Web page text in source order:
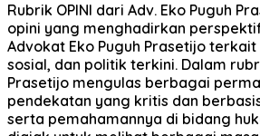
Rubrik OPINI dari Adv. Eko Puguh
opini yang menghadirkan
Advokat Eko Puguh Prasetijo terkait
sosial, dan politik terkini. Dalam
Prasetijo mengulas berbagai
pendekatan yang kritis dan
serta pemahamannya di bidang